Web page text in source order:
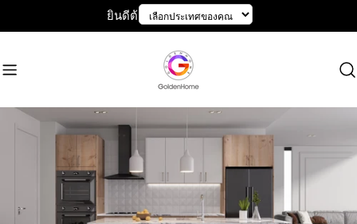
ไป
เนื้อหา
ยินดีต้อนรับสู่ GoldenHome